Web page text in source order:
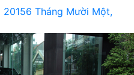
20156 Tháng Mười Một,